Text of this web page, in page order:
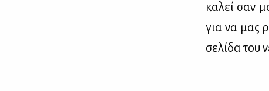
κα­λεί σαν
για να μας
σε­λί­δα του